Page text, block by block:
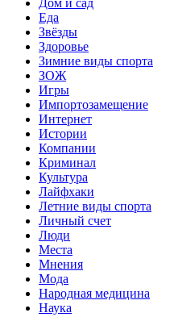
Дом и сад
Еда
Звёзды
Здоровье
Зимние виды спорта
ЗОЖ
Игры
Импортозамещение
Интернет
Истории
Компании
Криминал
Культура
Лайфхаки
Летние виды спорта
Личный счет
Люди
Места
Мнения
Мода
Народная медицина
Наука